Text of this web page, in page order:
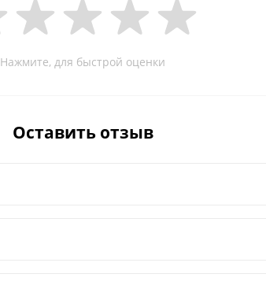
Нажмите, для быстрой оценки
Оставить отзыв